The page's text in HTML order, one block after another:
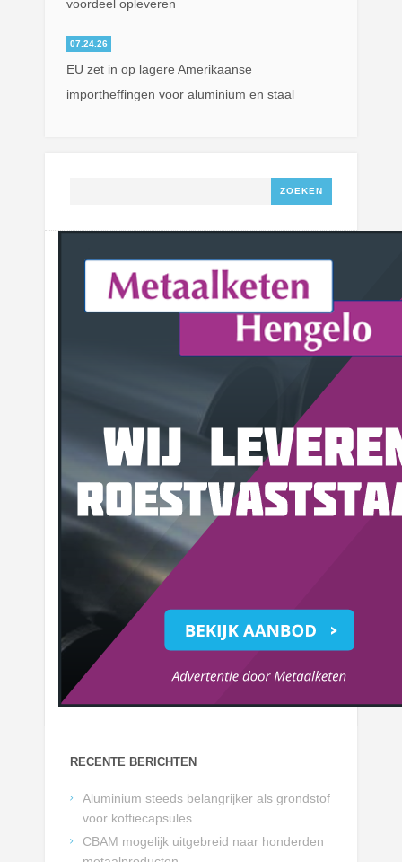
voordeel opleveren
07.24.26
EU zet in op lagere Amerikaanse
importheffingen voor aluminium en staal
RECENTE BERICHTEN
Aluminium steeds belangrijker als grondstof
voor koffiecapsules
CBAM mogelijk uitgebreid naar honderden